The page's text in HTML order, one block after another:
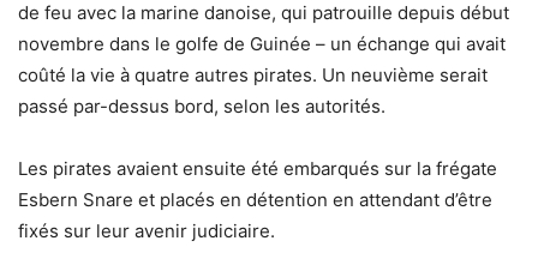
de feu avec la marine danoise, qui patrouille depuis début
novembre dans le golfe de Guinée – un échange qui avait
coûté la vie à quatre autres pirates. Un neuvième serait
passé par-dessus bord, selon les autorités.
Les pirates avaient ensuite été embarqués sur la frégate
Esbern Snare et placés en détention en attendant d’être
fixés sur leur avenir judiciaire.